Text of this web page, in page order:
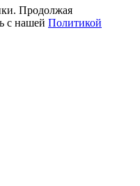
Продолжая
с нашей Политикой